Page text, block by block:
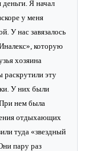
деньги. Я начал
у меня
У нас завязалось
которую
хозяина
раскрутили эту
У них были
нем была
отдыхающих
туда «звездный
пару раз